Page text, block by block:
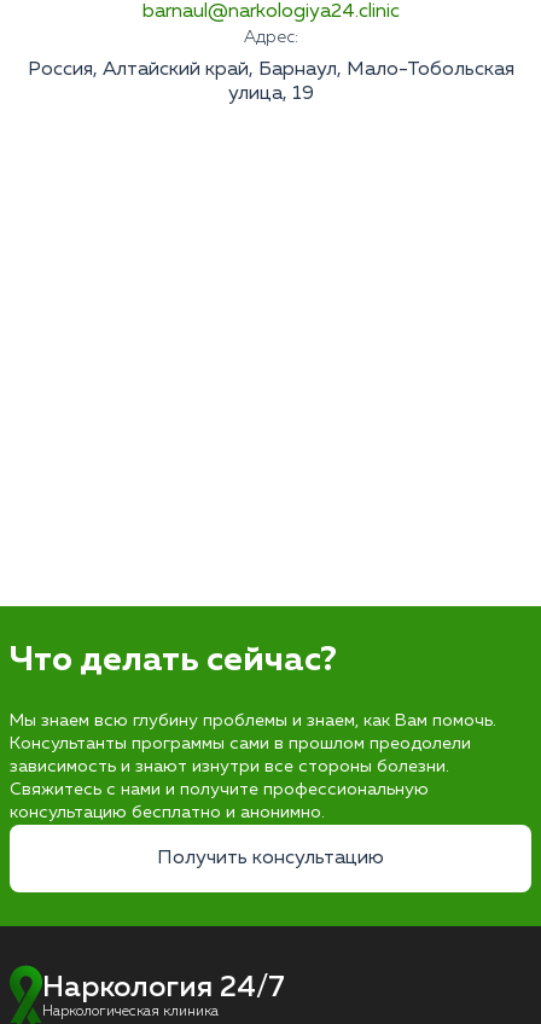
barnaul@narkologiya24.clinic
Адрес:
Россия, Алтайский край, Барнаул, Мало-Тобольская
улица, 19
Что делать сейчас?
Мы знаем всю глубину проблемы и знаем, как Вам помочь.
Консультанты программы сами в прошлом преодолели
зависимость и знают изнутри все стороны болезни.
Свяжитесь с нами и получите профессиональную
консультацию бесплатно и анонимно.
Получить консультацию
Наркология 24/7
Наркологическая клиника